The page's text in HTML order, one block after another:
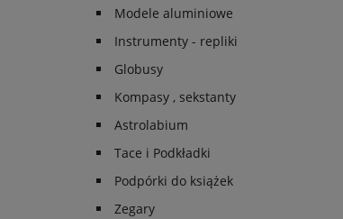
Modele aluminiowe
Instrumenty - repliki
Globusy
Kompasy , sekstanty
Astrolabium
Tace i Podkładki
Podpórki do książek
Zegary